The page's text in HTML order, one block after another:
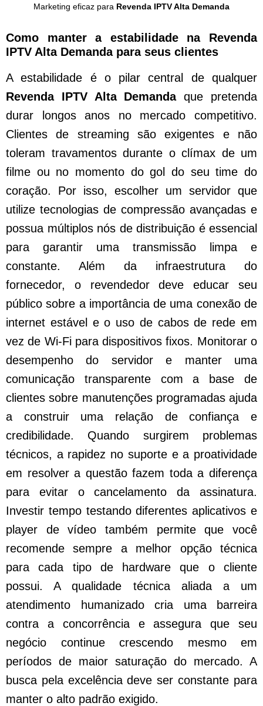
Marketing eficaz para Revenda IPTV Alta Demanda
Como manter a estabilidade na Revenda
IPTV Alta Demanda para seus clientes
A estabilidade é o pilar central de qualquer
Revenda IPTV Alta Demandaque pretenda
durar longos anos no mercado competitivo.
Clientes de streaming são exigentes e não
toleram travamentos durante o clímax de um
filme ou no momento do gol do seu time do
coração. Por isso, escolher um servidor que
utilize tecnologias de compressão avançadas e
possua múltiplos nós de distribuição é essencial
para garantir uma transmissão limpa e
constante. Além da infraestrutura do
fornecedor, o revendedor deve educar seu
público sobre a importância de uma conexão de
internet estável e o uso de cabos de rede em
vez de Wi-Fi para dispositivos fixos. Monitorar o
desempenho do servidor e manter uma
comunicação transparente com a base de
clientes sobre manutenções programadas ajuda
a construir uma relação de confiança e
credibilidade. Quando surgirem problemas
técnicos, a rapidez no suporte e a proatividade
em resolver a questão fazem toda a diferença
para evitar o cancelamento da assinatura.
Investir tempo testando diferentes aplicativos e
player de vídeo também permite que você
recomende sempre a melhor opção técnica
para cada tipo de hardware que o cliente
possui. A qualidade técnica aliada a um
atendimento humanizado cria uma barreira
contra a concorrência e assegura que seu
negócio continue crescendo mesmo em
períodos de maior saturação do mercado. A
busca pela excelência deve ser constante para
manter o alto padrão exigido.